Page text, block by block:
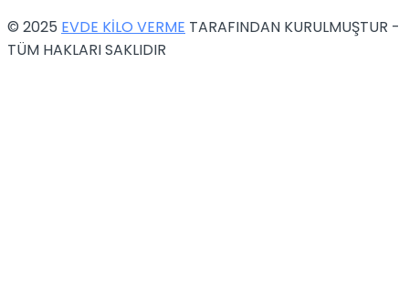
© 2025 EVDE KİLO VERME TARAFINDAN KURULMUŞTUR -
TÜM HAKLARI SAKLIDIR